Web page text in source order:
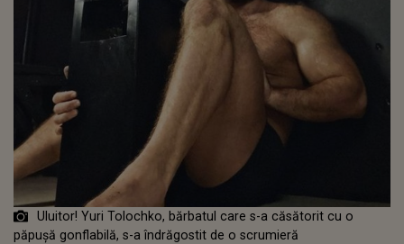
Uluitor! Yuri Tolochko, bărbatul care s-a căsătorit cu o
păpușă gonflabilă, s-a îndrăgostit de o scrumieră